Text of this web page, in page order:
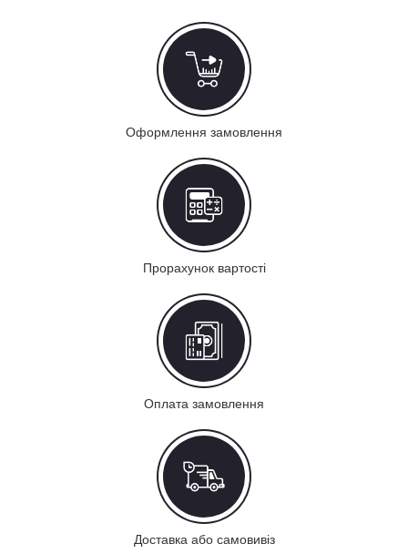
Оформлення замовлення
Прорахунок вартості
Оплата замовлення
Доставка або самовивіз